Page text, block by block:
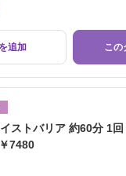
追加 この
イストバリア 約60分 1回
7480